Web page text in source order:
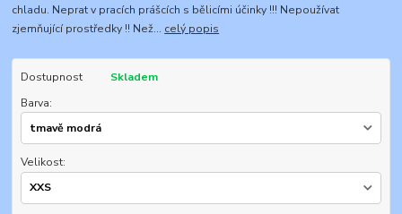
chladu. Neprat v pracích prášcích s bělicími účinky !!! Nepoužívat
zjemňující prostředky !! Než... celý popis
Dostupnost
Skladem
Barva:
Velikost: